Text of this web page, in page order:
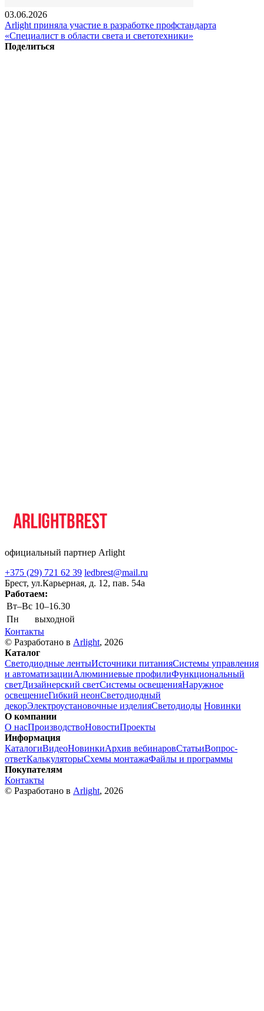
03.06.2026
Arlight приняла участие в разработке профстандарта
«Специалист в области света и светотехники»
Поделиться
официальный партнер Arlight
+375 (29) 721 62 39 ledbrest@mail.ru
Брест, ул.Карьерная, д. 12, пав. 54а
Работаем:
Вт–Вс 10–16.30
Пн
выходной
Контакты
© Разработано в Arlight, 2026
Каталог
Светодиодные лентыИсточники питанияСистемы управления
и автоматизацииАлюминиевые профилиФункциональный
светДизайнерский светСистемы освещенияНаружное
освещениеГибкий неонСветодиодный
декорЭлектроустановочные изделияСветодиоды Новинки
О компании
О насПроизводствоНовостиПроекты
Информация
КаталогиВидеоНовинкиАрхив вебинаровСтатьиВопрос-
ответКалькуляторыСхемы монтажаФайлы и программы
Покупателям
Контакты
© Разработано в Arlight, 2026